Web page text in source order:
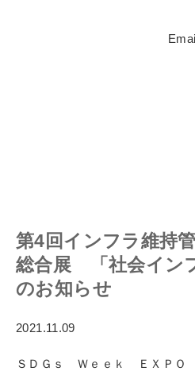
第4回インフラ維持
総合展 「社会イン
のお知らせ
2021.11.09
ＳＤＧｓ Ｗｅｅｋ ＥＸＰＯ